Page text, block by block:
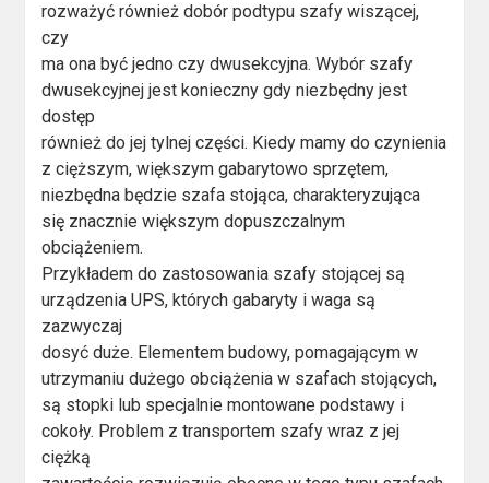
rozważyć również dobór podtypu szafy wiszącej,
czy
ma ona być jedno czy dwusekcyjna. Wybór szafy
dwusekcyjnej jest konieczny gdy niezbędny jest
dostęp
również do jej tylnej części. Kiedy mamy do czynienia
z cięższym, większym gabarytowo sprzętem,
niezbędna będzie szafa stojąca, charakteryzująca
się znacznie większym dopuszczalnym
obciążeniem.
Przykładem do zastosowania szafy stojącej są
urządzenia UPS, których gabaryty i waga są
zazwyczaj
dosyć duże. Elementem budowy, pomagającym w
utrzymaniu dużego obciążenia w szafach stojących,
są stopki lub specjalnie montowane podstawy i
cokoły. Problem z transportem szafy wraz z jej
ciężką